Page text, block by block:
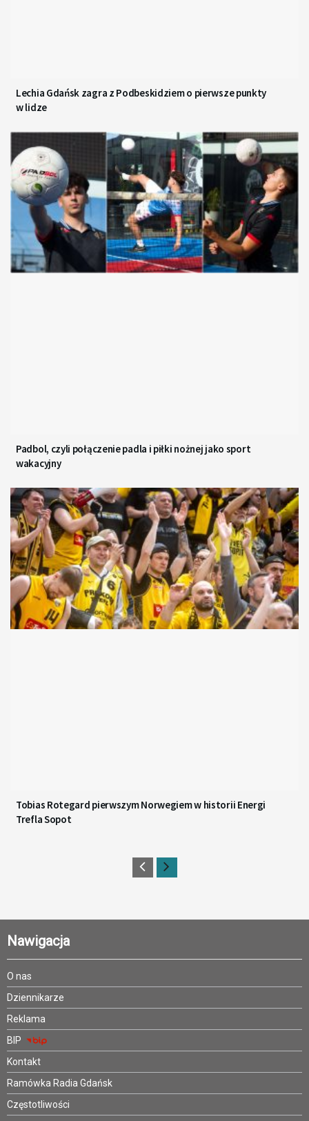
Lechia Gdańsk zagra z Podbeskidziem o pierwsze punkty
w lidze
Padbol, czyli połączenie padla i piłki nożnej jako sport
wakacyjny
Tobias Rotegard pierwszym Norwegiem w historii Energi
Trefla Sopot
Nawigacja
O nas
Dziennikarze
Reklama
BIP
Kontakt
Ramówka Radia Gdańsk
Częstotliwości